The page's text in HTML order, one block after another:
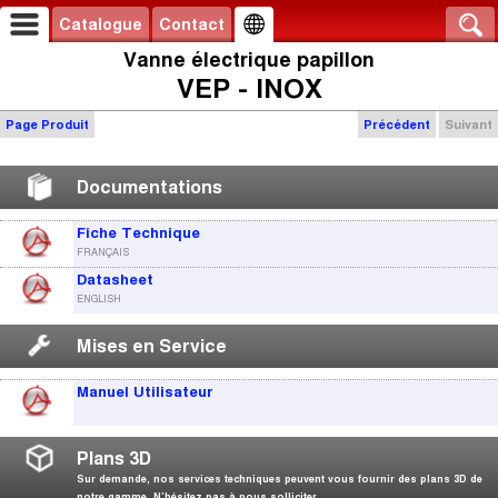
Catalogue Contact
Vanne électrique papillon
VEP - INOX
Précédent Suivant
Page Produit
Documentations
Fiche Technique
FRANÇAIS
Datasheet
ENGLISH
Mises en Service
Manuel Utilisateur
Plans 3D
Sur demande, nos services techniques peuvent vous fournir des plans 3D de